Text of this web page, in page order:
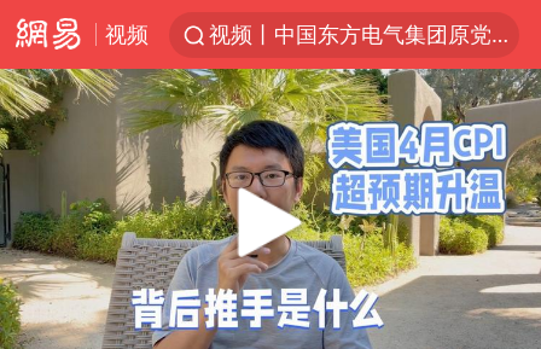
视频
视频丨中国东方电气集团原党组副书记、董事宋致远被查
四川宜宾市珙县发生3.4级地震
台风白海豚闭眼浙江上海处于危险半圆
白海豚将正面袭击贯穿浙江
香港宏福苑火灾或由烟头引起
中国父女泰国骑摩托车坠崖1死1伤
浙江台州《告全体市民书》